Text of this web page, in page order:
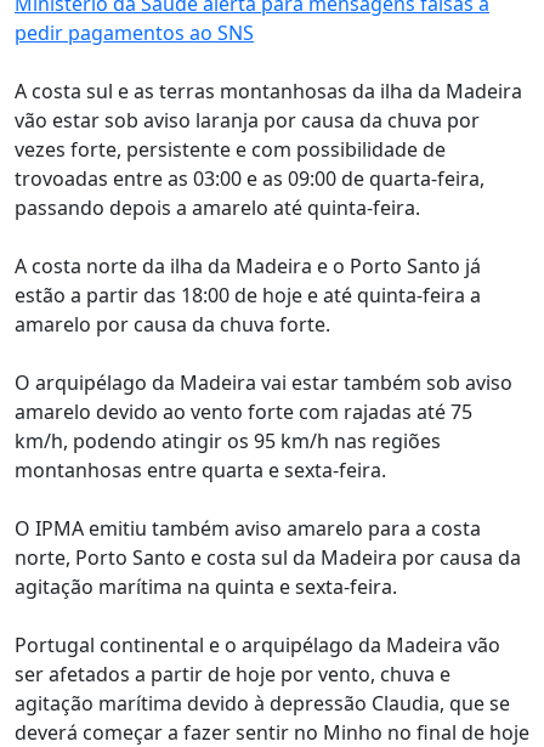
pedir pagamentos ao SNS
A costa sul e as terras montanhosas da ilha da Madeira
vão estar sob aviso laranja por causa da chuva por
vezes forte, persistente e com possibilidade de
trovoadas entre as 03:00 e as 09:00 de quarta-feira,
passando depois a amarelo até quinta-feira.
A costa norte da ilha da Madeira e o Porto Santo já
estão a partir das 18:00 de hoje e até quinta-feira a
amarelo por causa da chuva forte.
O arquipélago da Madeira vai estar também sob aviso
amarelo devido ao vento forte com rajadas até 75
km/h, podendo atingir os 95 km/h nas regiões
montanhosas entre quarta e sexta-feira.
O IPMA emitiu também aviso amarelo para a costa
norte, Porto Santo e costa sul da Madeira por causa da
agitação marítima na quinta e sexta-feira.
Portugal continental e o arquipélago da Madeira vão
ser afetados a partir de hoje por vento, chuva e
agitação marítima devido à depressão Claudia, que se
deverá começar a fazer sentir no Minho no final de hoje